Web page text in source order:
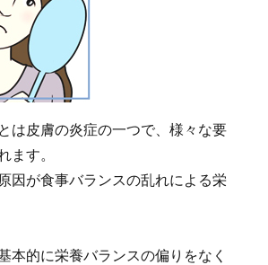
は皮膚の炎症の一つで、様々な要
ます。
因が食事バランスの乱れによる栄
本的に栄養バランスの偏りをなく